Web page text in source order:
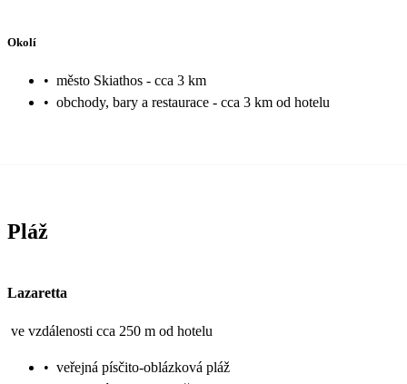
Okolí
• město Skiathos - cca 3 km
• obchody, bary a restaurace - cca 3 km od hotelu
Pláž
Lazaretta
ve vzdálenosti cca 250 m od hotelu
• veřejná písčito-oblázková pláž